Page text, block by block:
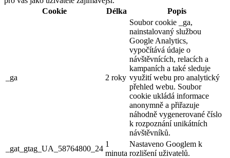
Cookie
Délka Popis
_ga 2 roky
Soubor cookie _ga,
nainstalovaný službou
Google Analytics,
vypočítává údaje o
návštěvnících, relacích a
kampaních a také sleduje
využití webu pro analytický
přehled webu. Soubor
cookie ukládá informace
anonymně a přiřazuje
náhodně vygenerované číslo
k rozpoznání unikátních
návštěvníků.
_gat_gtag_UA_58764800_24
1
minuta
Nastaveno Googlem k
rozlišení uživatelů.